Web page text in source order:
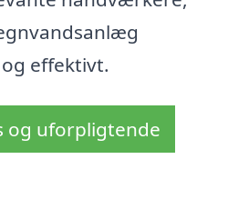
effektivt.
og uforpligtende